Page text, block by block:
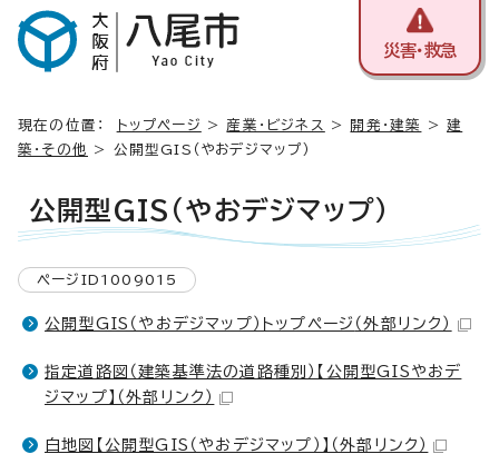
災害・救急
現在の位置： トップページ > 産業・ビジネス > 開発・建築 >建
築・その他
> 公開型GIS（やおデジマップ）
公開型GIS（やおデジマップ）
ページID1009015
公開型GIS（やおデジマップ）トップページ （外部リンク）
指定道路図（建築基準法の道路種別）【公開型GISやおデ
ジマップ】 （外部リンク）
白地図【公開型GIS（やおデジマップ）】 （外部リンク）